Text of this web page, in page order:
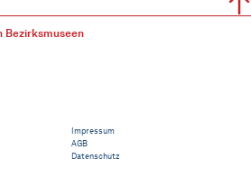
Impressum
AGB
Datenschutz